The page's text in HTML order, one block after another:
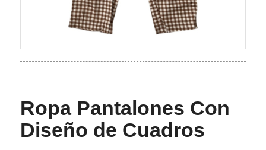
Ropa Pantalones Con
Diseño de Cuadros